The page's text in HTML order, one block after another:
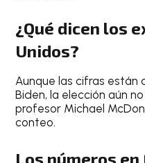
¿Qué dicen los
Unidos?
Aunque las cifras
Biden, la elección aún
profesor Michael
conteo.
Los números